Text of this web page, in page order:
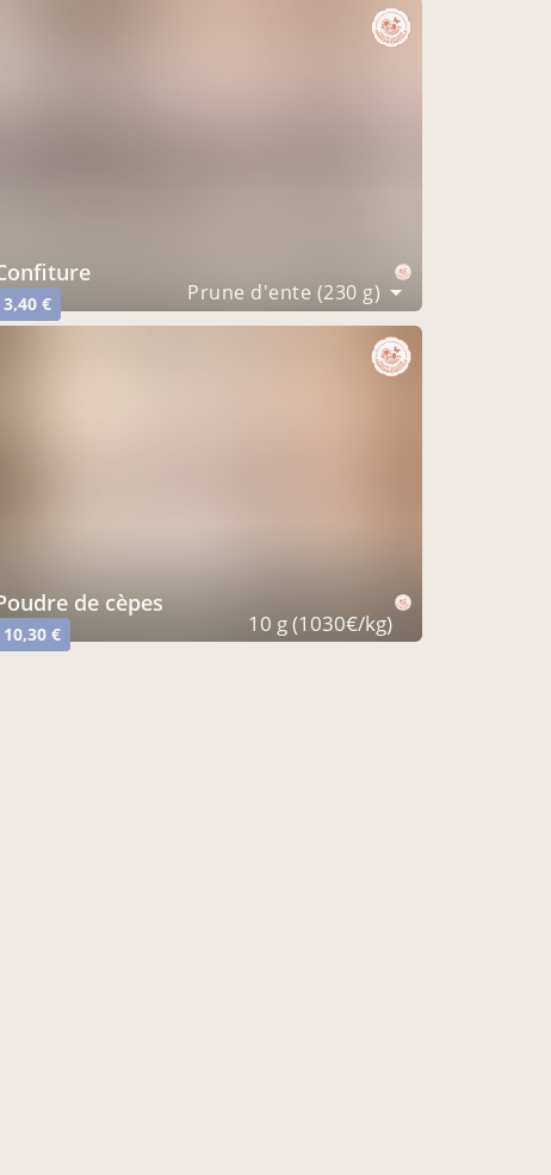
confiture
3,40 € Prune d'ente (230 g)
poudre de cèpes
10,30 € 10 g (1030€/kg)